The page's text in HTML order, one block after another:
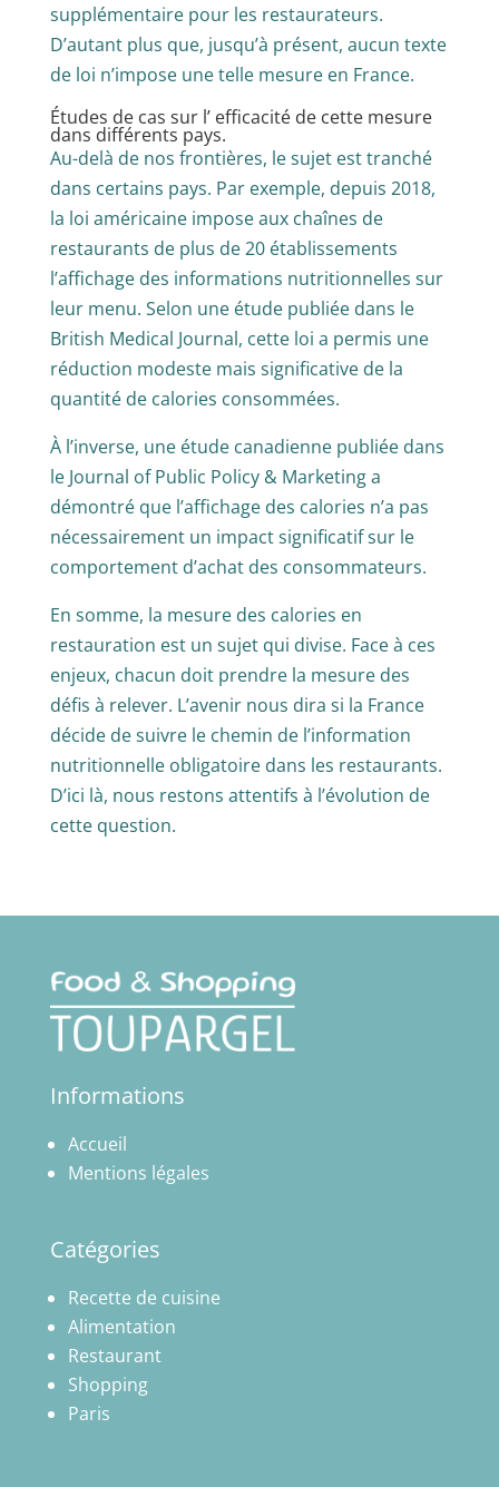
supplémentaire pour les restaurateurs.
D’autant plus que, jusqu’à présent, aucun texte
de loi n’impose une telle mesure en France.
Études de cas sur l’ efficacité de cette mesure
dans différents pays.
Au-delà de nos frontières, le sujet est tranché
dans certains pays. Par exemple, depuis 2018,
la loi américaine impose aux chaînes de
restaurants de plus de 20 établissements
l’affichage des informations nutritionnelles sur
leur menu. Selon une étude publiée dans le
British Medical Journal, cette loi a permis une
réduction modeste mais significative de la
quantité de calories consommées.
À l’inverse, une étude canadienne publiée dans
le Journal of Public Policy & Marketing a
démontré que l’affichage des calories n’a pas
nécessairement un impact significatif sur le
comportement d’achat des consommateurs.
En somme, la mesure des calories en
restauration est un sujet qui divise. Face à ces
enjeux, chacun doit prendre la mesure des
défis à relever. L’avenir nous dira si la France
décide de suivre le chemin de l’information
nutritionnelle obligatoire dans les restaurants.
D’ici là, nous restons attentifs à l’évolution de
cette question.
Informations
Accueil
Mentions légales
Catégories
Recette de cuisine
Alimentation
Restaurant
Shopping
Paris